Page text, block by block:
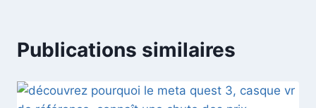
Publications similaires